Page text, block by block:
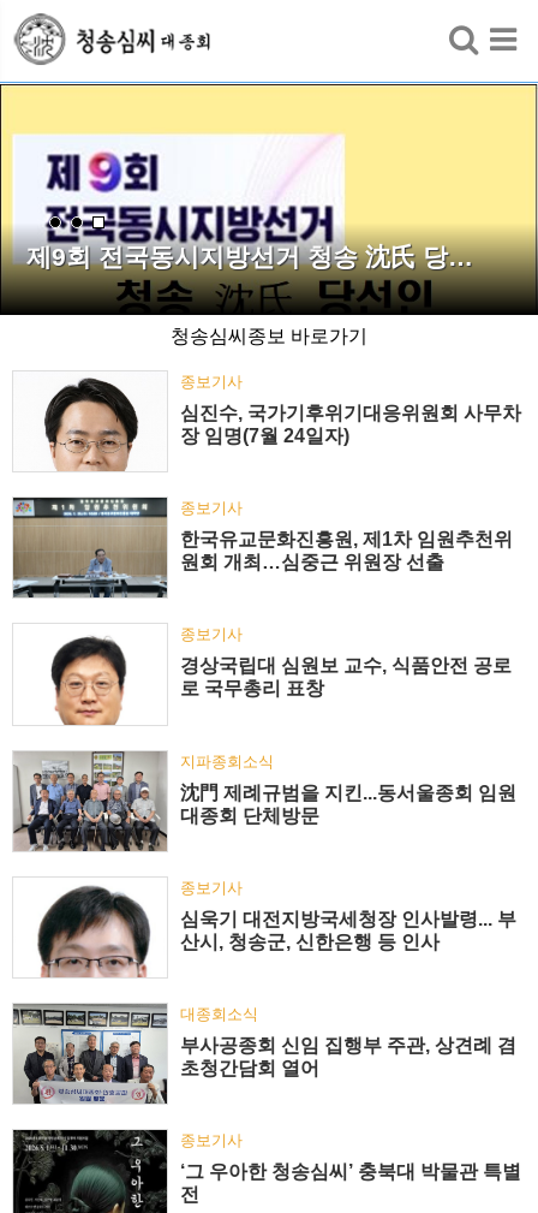
제9회 전국동시지방선거 청송 沈氏 당…
청송심씨종보 바로가기
종보기사
심진수, 국가기후위기대응위원회 사무차
장 임명(7월 24일자)
종보기사
한국유교문화진흥원, 제1차 임원추천위
원회 개최…심중근 위원장 선출
종보기사
경상국립대 심원보 교수, 식품안전 공로
로 국무총리 표창
지파종회소식
沈門 제례규범을 지킨...동서울종회 임원
대종회 단체방문
종보기사
심욱기 대전지방국세청장 인사발령... 부
산시, 청송군, 신한은행 등 인사
대종회소식
부사공종회 신임 집행부 주관, 상견례 겸
초청간담회 열어
종보기사
‘그 우아한 청송심씨’ 충북대 박물관 특별
전